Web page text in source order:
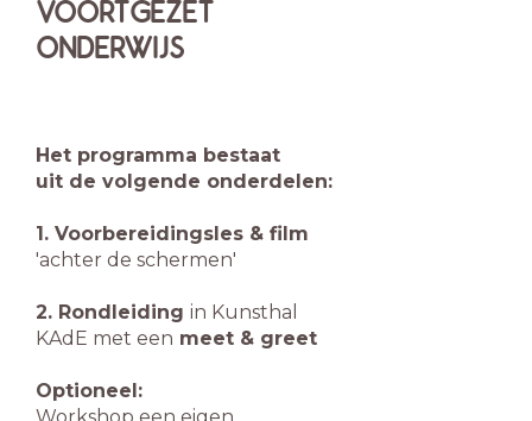
VOORTGEZET
ONDERWIJS
Het programma bestaat
uit de volgende onderdelen:
1. Voorbereidingsles & film
'achter de schermen'
2. Rondleiding in Kunsthal
KAdE met een meet & greet
Optioneel: